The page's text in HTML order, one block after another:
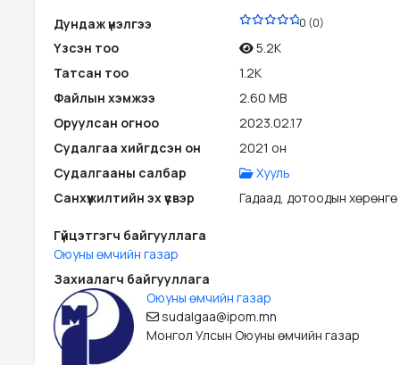
Дундаж үнэлгээ 0 (0)
Үзсэн тоо
5.2K
Татсан тоо
1.2K
Файлын хэмжээ
2.60 MB
Оруулсан огноо
2023.02.17
Судалгаа хийгдсэн он
2021 он
Судалгааны салбар
Хууль
Санхүүжилтийн эх үүсвэр
Гадаад, дотоодын
Гүйцэтгэгч байгууллага
Оюуны өмчийн газар
Захиалагч байгууллага
Оюуны өмчийн газар
sudalgaa@ipom.mn
Монгол Улсын Оюуны өмчийн газар